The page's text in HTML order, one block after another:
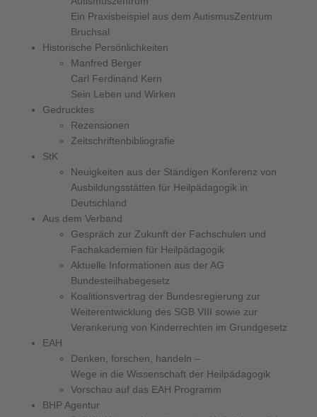
Ein Praxisbeispiel aus dem AutismusZentrum
Bruchsal
Historische Persönlichkeiten
Manfred Berger
Carl Ferdinand Kern
Sein Leben und Wirken
Gedrucktes
Rezensionen
Zeitschriftenbibliografie
StK
Neuigkeiten aus der Ständigen Konferenz von
Ausbildungsstätten für Heilpädagogik in
Deutschland
Aus dem Verband
Gespräch zur Zukunft der Fachschulen und
Fachakademien für Heilpädagogik
Aktuelle Informationen aus der AG
Bundesteilhabegesetz
Koalitionsvertrag der Bundesregierung zur
Weiterentwicklung des SGB VIII sowie zur
Verankerung von Kinderrechten im Grundgesetz
EAH
Denken, forschen, handeln –
Wege in die Wissenschaft der Heilpädagogik
Vorschau auf das EAH Programm
BHP Agentur